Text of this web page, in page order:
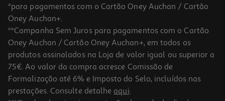
-10%
Livro Contos De Fadas Turcos
*para pagamentos com o Cartão Oney Auchan / Cartão
Oney Auchan+.
**Campanha Sem Juros para pagamentos com o Cartão
Oney Auchan / Cartão Oney Auchan+, em todos os
produtos assinalados na Loja de valor igual ou superior a
75€. Ao valor da compra acresce Comissão de
Formalização até 6% e Imposto do Selo, incluídos nas
prestações. Consulte detalhe aqui.